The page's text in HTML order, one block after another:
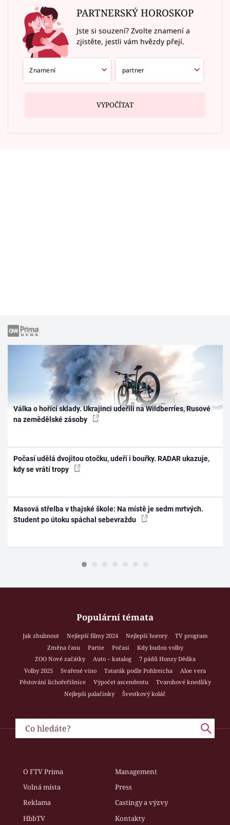
PARTNERSKÝ HOROSKOP
Jste si souzení? Zvolte znamení a
zjistěte, jestli vám hvězdy přejí.
VYPOČÍTAT
Válka o hořící sklady. Ukrajinci udeřili na Wildberries, Rusové
na zemědělské zásoby
Počasí udělá dvojitou otočku, udeří i bouřky. RADAR ukazuje,
kdy se vrátí tropy
Masová střelba v thajské škole: Na místě je sedm mrtvých.
Student po útoku spáchal sebevraždu
Populární témata
Jak zhubnout Nejlepší filmy 2024 Nejlepší horory
TV program
Změna času
Partie Počasí
Kdy budou volby
ZOO Nové začátky
Auto – katalog
7 pádů Honzy Dědka
Volby 2025
Svařené víno Tatarák podle Pohlreicha
Aloe vera
Pěstování lichořeřišnice
Výpočet ascendentu
Tvarohové knedlíky
Nejlepší palačinky
Švestkový koláč
O FTV Prima
Management
Volná místa
Press
Reklama
Castingy a výzvy
HbbTV
Kontakty